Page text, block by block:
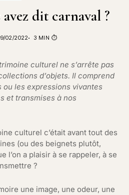
dit carnaval ?
02/2022 3 MIN ⏱️
culturel ne s’arrête pas
d’objets. Il comprend
les expressions vivantes
et transmises à nos
culturel c’était avant tout des
(ou des beignets plutôt,
l’on a plaisir à se rappeler, à se
?
une image, une odeur, une